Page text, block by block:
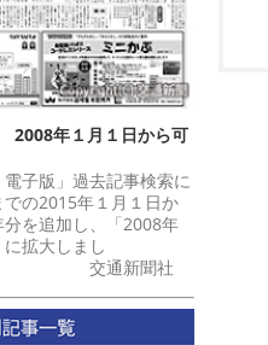
2008年１月１日から可
子版」過去記事検索に
の2015年１月１日か
分を追加し、「2008年
拡大しまし
通新聞社